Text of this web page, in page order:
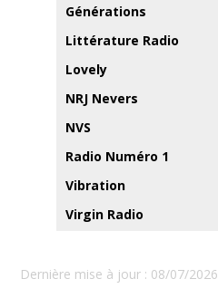
Générations
Littérature Radio
Lovely
NRJ Nevers
NVS
Radio Numéro 1
Vibration
Virgin Radio
Dernière mise à jour : 08/07/2026